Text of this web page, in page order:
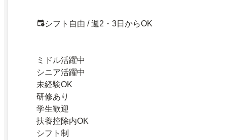
シフト自由 / 週2・3日からOK
ミドル活躍中
シニア活躍中
未経験OK
研修あり
学生歓迎
扶養控除内OK
シフト制